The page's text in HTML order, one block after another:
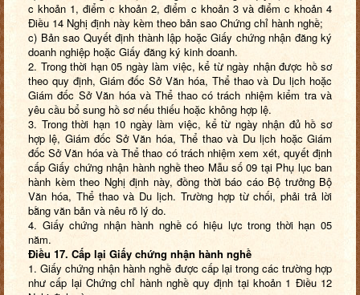
c khoản 1, điểm c khoản 2, điểm c khoản 3 và điểm c khoản 4
Điều 14 Nghị định này kèm theo bản sao Chứng chỉ hành nghề;
c) Bản sao Quyết định thành lập hoặc Giấy chứng nhận đăng ký
doanh nghiệp hoặc Giấy đăng ký kinh doanh.
2. Trong thời hạn 05 ngày làm việc, kể từ ngày nhận được hồ sơ
theo quy định, Giám đốc Sở Văn hóa, Thể thao và Du lịch hoặc
Giám đốc Sở Văn hóa và Thể thao có trách nhiệm kiểm tra và
yêu cầu bổ sung hồ sơ nếu thiếu hoặc không hợp lệ.
3. Trong thời hạn 10 ngày làm việc, kể từ ngày nhận đủ hồ sơ
hợp lệ, Giám đốc Sở Văn hóa, Thể thao và Du lịch hoặc Giám
đốc Sở Văn hóa và Thể thao có trách nhiệm xem xét, quyết định
cấp Giấy chứng nhận hành nghề theo Mẫu số 09 tại Phụ lục ban
hành kèm theo Nghị định này, đồng thời báo cáo Bộ trưởng Bộ
Văn hóa, Thể thao và Du lịch. Trường hợp từ chối, phải trả lời
bằng văn bản và nêu rõ lý do.
4. Giấy chứng nhận hành nghề có hiệu lực trong thời hạn 05
năm.
Điều 17. Cấp lại Giấy chứng nhận hành nghề
1. Giấy chứng nhận hành nghề được cấp lại trong các trường hợp
như cấp lại Chứng chỉ hành nghề quy định tại khoản 1 Điều 12